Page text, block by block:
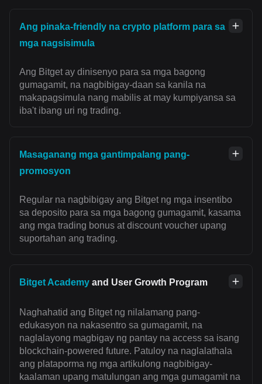
Ang pinaka-friendly na crypto platform para sa
mga nagsisimula
Ang Bitget ay dinisenyo para sa mga bagong
gumagamit, na nagbibigay-daan sa kanila na
makapagsimula nang mabilis at may kumpiyansa sa
iba't ibang uri ng trading.
Masaganang mga gantimpalang pang-
promosyon
Regular na nagbibigay ang Bitget ng mga insentibo
sa deposito para sa mga bagong gumagamit, kasama
ang mga trading bonus at discount voucher upang
suportahan ang trading.
Bitget Academy and User Growth Program
Naghahatid ang Bitget ng nilalamang pang-
edukasyon na nakasentro sa gumagamit, na
naglalayong magbigay ng pantay na access sa isang
blockchain-powered future. Patuloy na naglalathala
ang plataporma ng mga artikulong nagbibigay-
kaalaman upang matulungan ang mga gumagamit na